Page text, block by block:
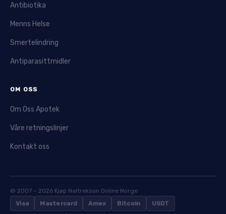
Antibiotika
Menns Helse
Smertelindring
Antiparasittmidler
OM OSS
Om Oss Apotek
Våre retningslinjer
Kontakt oss
© 2007 – 2026 Kjøp Naltrekson Online Norge
Visa
Mastercard Amex Bitcoin
USDT